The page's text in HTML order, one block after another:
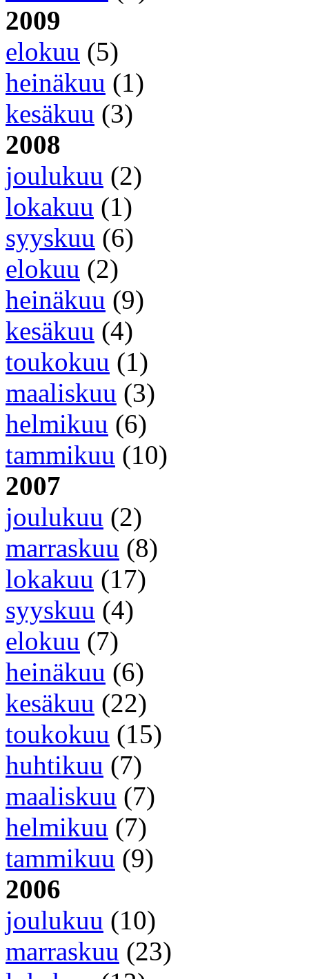
2009
elokuu (5)
heinäkuu (1)
kesäkuu (3)
2008
joulukuu (2)
lokakuu (1)
syyskuu (6)
elokuu (2)
heinäkuu (9)
kesäkuu (4)
toukokuu (1)
maaliskuu (3)
helmikuu (6)
tammikuu (10)
2007
joulukuu (2)
marraskuu (8)
lokakuu (17)
syyskuu (4)
elokuu (7)
heinäkuu (6)
kesäkuu (22)
toukokuu (15)
huhtikuu (7)
maaliskuu (7)
helmikuu (7)
tammikuu (9)
2006
joulukuu (10)
marraskuu (23)